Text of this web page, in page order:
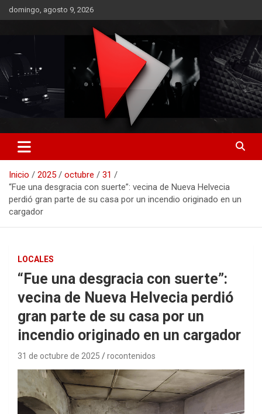
Saltar
al
domingo, agosto 9, 2026
RO CONTENIDOS
Inicio 2025 octubre
31
“Fue una desgracia con suerte”: vecina de Nueva Helvecia
perdió gran parte de su casa por un incendio originado en un
cargador
LOCALES
“Fue una desgracia con suerte”:
vecina de Nueva Helvecia perdió
gran parte de su casa por un
incendio originado en un cargador
31 de octubre de 2025 rocontenidos